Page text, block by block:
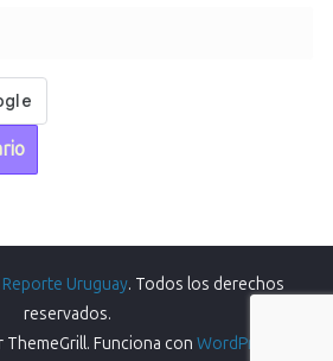
Reporte Uruguay. Todos los derechos
reservados.
ThemeGrill. Funciona con WordPress